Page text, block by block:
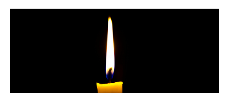
силы перед долгой зимовкой.